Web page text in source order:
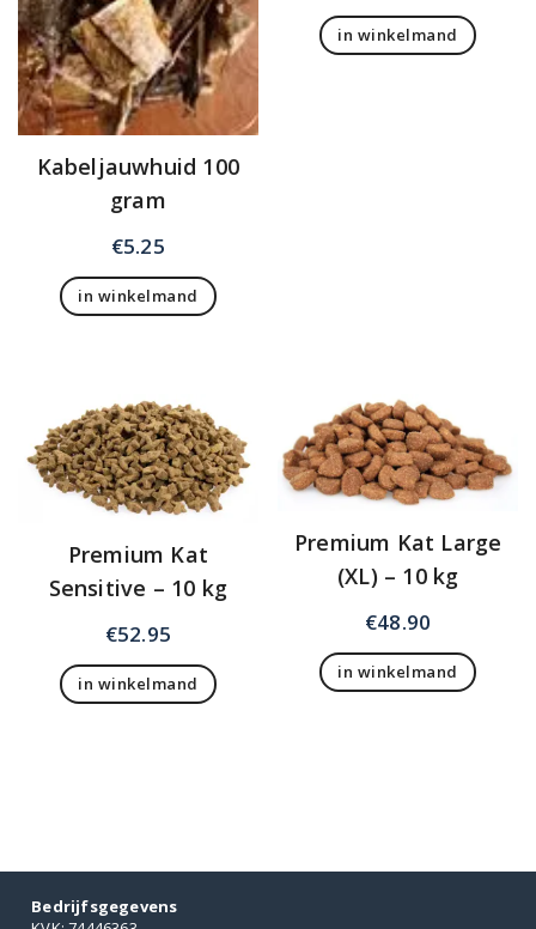
Kabeljauwhuid 100
gram
€5.25
in winkelmand
in winkelmand
Premium Kat
Sensitive – 10 kg
€52.95
in winkelmand
Premium Kat Large
(XL) – 10 kg
€48.90
in winkelmand
Bedrijfsgegevens